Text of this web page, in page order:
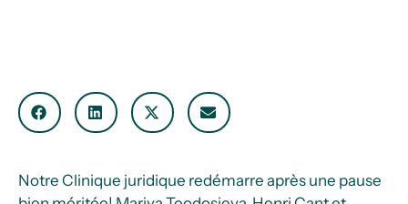
Notre Clinique juridique redémarre après une pause